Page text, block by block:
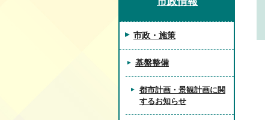
市政・施策
基盤整備
都市計画・景観計画に関
するお知らせ